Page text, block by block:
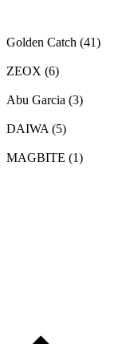
Golden Catch (41)
ZEOX (6)
Abu Garcia (3)
DAIWA (5)
MAGBITE (1)